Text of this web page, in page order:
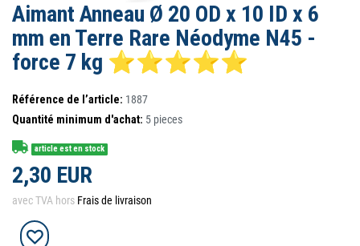
Aimant Anneau Ø 20 OD x 10 ID x 6
mm en Terre Rare Néodyme N45 -
force 7 kg ⭐⭐⭐⭐⭐
Référence de l’article: 1887
Quantité minimum d'achat: 5 pieces
article est en stock
2,30 EUR
avec TVA hors Frais de livraison